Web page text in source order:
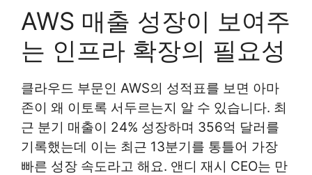
AWS 매출 성장이 보여주
는 인프라 확장의 필요성
클라우드 부문인 AWS의 성적표를 보면 아마
존이 왜 이토록 서두르는지 알 수 있습니다. 최
근 분기 매출이 24% 성장하며 356억 달러를
기록했는데 이는 최근 13분기를 통틀어 가장
빠른 성장 속도라고 해요. 앤디 재시 CEO는 만